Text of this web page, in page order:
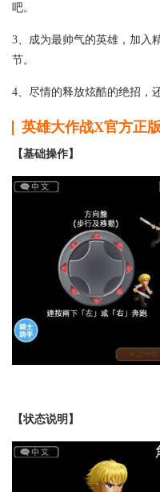
吧。
3、成为最帅气的英雄，加入
节。
4、尽情的释放炫酷的绝招，
英雄大作战X官方正版
【基础操作】
【状态说明】